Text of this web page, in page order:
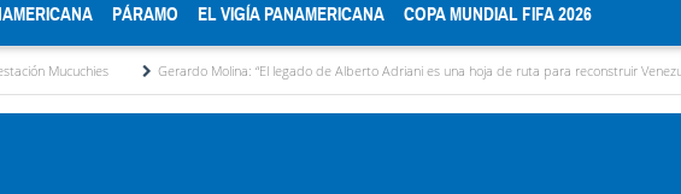
PÁRAMO EL VIGÍA PANAMERICANA COPA MUNDIAL FIFA 2026
Gerardo Molina: “El legado de Alberto Adriani es una hoja de ruta para reconstruir Venezuela”